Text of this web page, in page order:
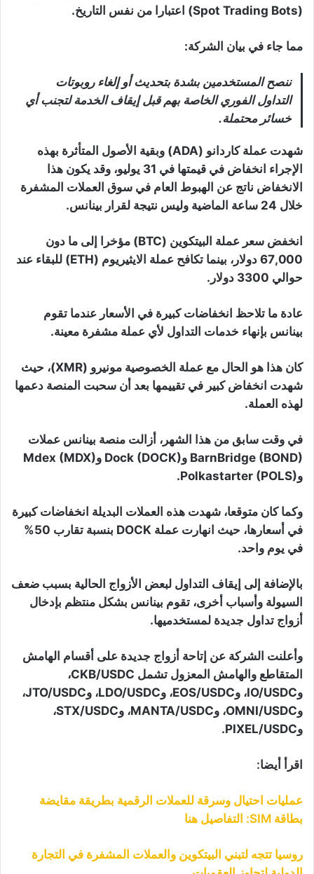
(Spot Trading Bots) اعتبارا من نفس التاريخ.
مما جاء في بيان الشركة:
ننصح المستخدمين بشدة بتحديث أو إلغاء روبوتات
التداول الفوري الخاصة بهم قبل إيقاف الخدمة لتجنب أي
خسائر محتملة.
شهدت عملة كاردانو (ADA) وبقية الأصول المتأثرة بهذه
الإجراء انخفاض في قيمتها في 31 يوليو، وقد يكون هذا
الانخفاض ناتج عن الهبوط العام في سوق العملات المشفرة
خلال 24 ساعة الماضية وليس نتيجة لقرار بينانس.
انخفض سعر عملة البيتكوين (BTC) مؤخرا إلى ما دون
67,000 دولار، بينما تكافح عملة الايثيريوم (ETH) للبقاء عند
حوالي 3300 دولار.
عادة ما تلاحظ انخفاضات كبيرة في الأسعار عندما تقوم
بينانس بإنهاء خدمات التداول لأي عملة مشفرة معينة.
كان هذا هو الحال مع عملة الخصوصية مونيرو (XMR)، حيث
شهدت انخفاض كبير في تقييمها بعد أن سحبت المنصة دعمها
لهذه العملة.
في وقت سابق من هذا الشهر، أزالت منصة بينانس عملات
BarnBridge (BOND) وDock (DOCK) وMdex (MDX)
وPolkastarter (POLS).
وكما كان متوقعا، شهدت هذه العملات البديلة انخفاضات كبيرة
في أسعارها، حيث انهارت عملة DOCK بنسبة تقارب 50%
في يوم واحد.
بالإضافة إلى إيقاف التداول لبعض الأزواج الحالية بسبب ضعف
السيولة وأسباب أخرى، تقوم بينانس بشكل منتظم بإدخال
أزواج تداول جديدة لمستخدميها.
وأعلنت الشركة عن إتاحة أزواج جديدة على أقسام الهامش
المتقاطع والهامش المعزول تشمل CKB/USDC،
وIO/USDC، وEOS/USDC، وLDO/USDC، وJTO/USDC،
وOMNI/USDC، وMANTA/USDC، وSTX/USDC،
وPIXEL/USDC.
اقرأ أيضا:
عمليات احتيال وسرقة للعملات الرقمية بطريقة مقايضة
بطاقة SIM: التفاصيل هنا
روسيا تتجه لتبني البيتكوين والعملات المشفرة في التجارة